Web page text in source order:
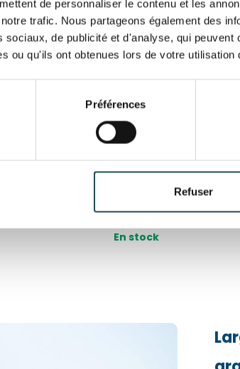
de personnaliser le contenu et les
trafic. Nous partageons également des
sociaux, de publicité et d'analyse, qui
ou qu'ils ont obtenues lors de votre utilisation
Préférences
Refuser
| Pommier
Gymnocladus dioica -
Chicot | Hauteurs
cm | Circonférences
cm
608,00
En stock
Nom du produit
Nom du produit